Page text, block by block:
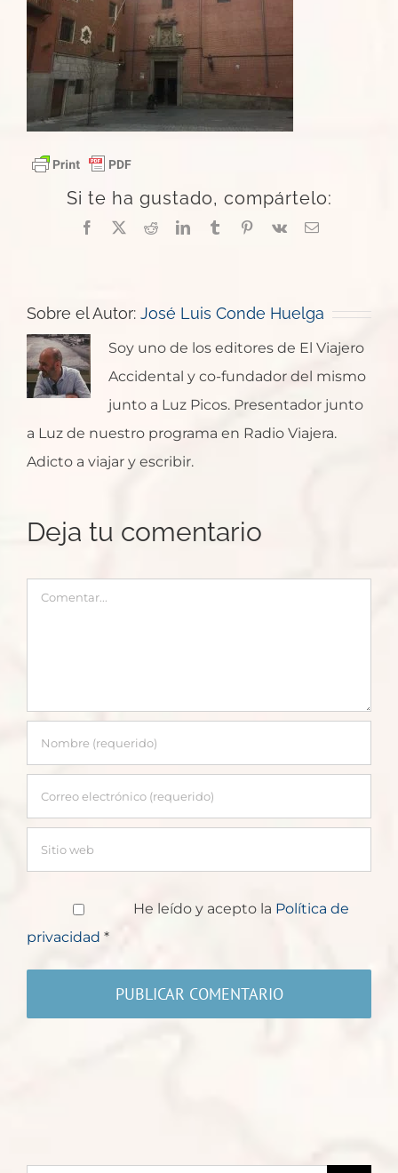
Si te ha gustado, compártelo:
Facebook
X RedditLinkedInTumblrPinterest
Vk
Correo
Sobre el Autor: José Luis Conde Huelga
Soy uno de los editores de El Viajero
Accidental y co-fundador del mismo
junto a Luz Picos. Presentador junto
a Luz de nuestro programa en Radio Viajera.
Adicto a viajar y escribir.
Deja tu comentario
Comentar
He leído y acepto la Política de
privacidad *